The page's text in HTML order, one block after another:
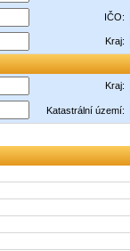
IČO:
Kraj:
Kraj:
Katastrální území: